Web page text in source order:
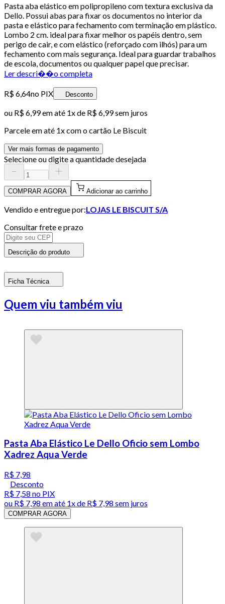
Pasta aba elástico em polipropileno com textura exclusiva da
Dello. Possui abas para fixar os documentos no interior da
pasta e elástico para fechamento com terminação em plástico.
Lombo 2 cm. ideal para fixar melhor os papéis dentro, sem
perigo de cair, e com elástico (reforçado com ilhós) para um
fechamento com mais segurança. Ideal para guardar trabalhos
de escola, documentos ou qualquer papel que precisar.
Ler descri��o completa
R$ 6,64no PIX Desconto
ou R$ 6,99em até 1x de R$ 6,99sem juros
Parcele em até 1x com o cartão Le Biscuit
Ver mais formas de pagamento
Selecione ou digite a quantidade desejada
COMPRAR AGORA Adicionar ao carrinho
Vendido e entregue por:LOJAS LE BISCUIT S/A
Consultar frete e prazo
Descrição do produto
Ficha Técnica
Quem viu também viu
Pasta Aba Elástico Le Dello Oficio sem Lombo
Xadrez Aqua Verde
R$ 7,98
Desconto
R$ 7,58 no PIX
ou R$ 7,98 em até 1x de R$ 7,98 sem juros
COMPRAR AGORA